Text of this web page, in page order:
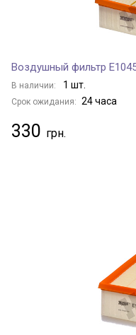
Воздушный фильтр
В наличии: 1 шт.
Срок ожидания: 24 часа
330